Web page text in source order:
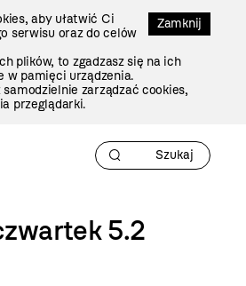
Zamknij
aby ułatwić Ci
serwisu oraz do celów
plików, to zgadzasz się na ich
w pamięci urządzenia.
zarządzać cookies,
przeglądarki.
5.2